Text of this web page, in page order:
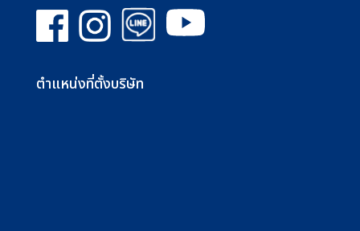
ตำแหน่งที่ตั้งบริษัท